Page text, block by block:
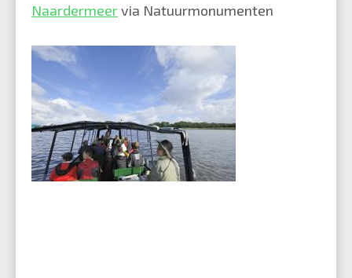
Naardermeervia Natuurmonumenten